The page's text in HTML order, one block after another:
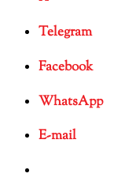
Telegram
Facebook
WhatsApp
E-mail